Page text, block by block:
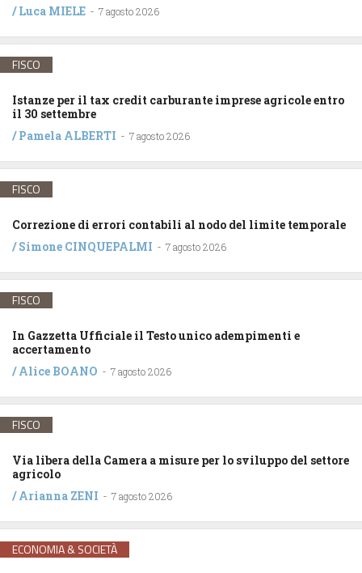
/Luca MIELE - 7 agosto 2026
FISCO
Istanze per il tax credit carburante imprese agricole entro
il 30 settembre
/Pamela ALBERTI - 7 agosto 2026
FISCO
Correzione di errori contabili al nodo del limite temporale
/Simone CINQUEPALMI - 7 agosto 2026
FISCO
In Gazzetta Ufficiale il Testo unico adempimenti e
accertamento
/Alice BOANO - 7 agosto 2026
FISCO
Via libera della Camera a misure per lo sviluppo del settore
agricolo
/Arianna ZENI - 7 agosto 2026
ECONOMIA & SOCIETÀ